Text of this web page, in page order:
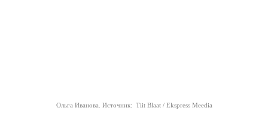
Ольга Иванова. Источник: Tiit Blaat / Ekspress Meedia